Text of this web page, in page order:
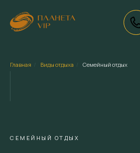
Главная Виды отдыха Семейный отдых
СЕМЕЙНЫЙ ОТДЫХ